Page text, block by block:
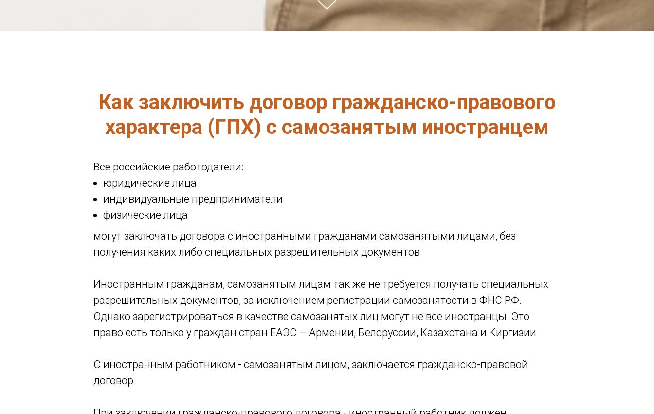
Как заключить договор гражданско-правового
характера (ГПХ) с самозанятым иностранцем
Все российские работодатели:
юридические лица
индивидуальные предприниматели
физические лица
могут заключать договора с иностранными гражданами самозанятыми лицами, без
получения каких либо специальных разрешительных документов
Иностранным гражданам, самозанятым лицам так же не требуется получать специальных
разрешительных документов, за исключением регистрации самозанятости в ФНС РФ.
Однако зарегистрироваться в качестве самозанятых лиц могут не все иностранцы. Это
право есть только у граждан стран ЕАЭС – Армении, Белоруссии, Казахстана и Киргизии
С иностранным работником - самозанятым лицом, заключается гражданско-правовой
договор